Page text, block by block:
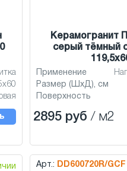
Керамогранит
серый тёмный
Применение
Размер (ШхД), см
Поверхность
2895 руб / м2
Арт.: DD600720R/GCF